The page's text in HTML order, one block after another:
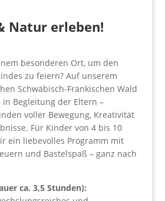
Natur erleben!
besonderen Ort, um den
zu feiern? Auf unserem
Schwäbisch-Fränkischen Wald
Begleitung der Eltern –
voller Bewegung, Kreativität
Für Kinder von 4 bis 10
ein liebevolles Programm mit
und Bastelspaß – ganz nach
ca. 3,5 Stunden):